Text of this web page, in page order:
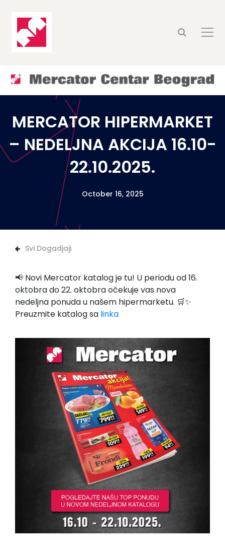
MERCATOR HIPERMARKET
– NEDELJNA AKCIJA 16.10-
22.10.2025.
October 16, 2025
Svi Dogadjaji
📢 Novi Mercator katalog je tu! U periodu od 16.
oktobra do 22. oktobra očekuje vas nova
nedeljna ponuda u našem hipermarketu. 🛒✨
Preuzmite katalog sa linka